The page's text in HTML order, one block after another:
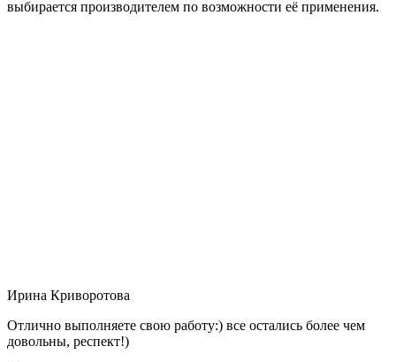
выбирается производителем по возможности её применения.
Ирина Криворотова
Отлично выполняете свою работу:) все остались более чем
довольны, респект!)